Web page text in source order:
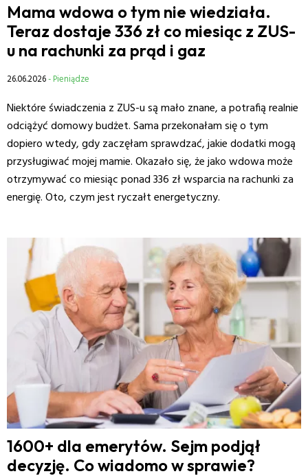
Mama wdowa o tym nie wiedziała.
Teraz dostaje 336 zł co miesiąc z ZUS-
u na rachunki za prąd i gaz
26.06.2026- Pieniądze
Niektóre świadczenia z ZUS-u są mało znane, a potrafią realnie
odciążyć domowy budżet. Sama przekonałam się o tym
dopiero wtedy, gdy zaczęłam sprawdzać, jakie dodatki mogą
przysługiwać mojej mamie. Okazało się, że jako wdowa może
otrzymywać co miesiąc ponad 336 zł wsparcia na rachunki za
energię. Oto, czym jest ryczałt energetyczny.
1600+ dla emerytów. Sejm podjął
decyzję. Co wiadomo w sprawie?